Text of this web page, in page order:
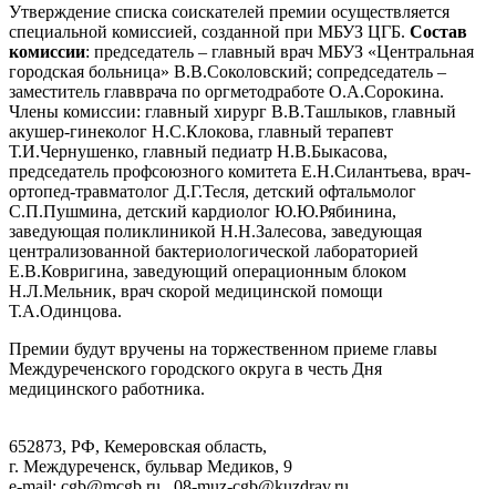
Утверждение списка соискателей премии осуществляется
специальной комиссией, созданной при МБУЗ ЦГБ. Состав
комиссии: председатель – главный врач МБУЗ «Центральная
городская больница» В.В.Соколовский; сопредседатель –
заместитель главврача по оргметодработе О.А.Сорокина.
Члены комиссии: главный хирург В.В.Ташлыков, главный
акушер-гинеколог Н.С.Клокова, главный терапевт
Т.И.Чернушенко, главный педиатр Н.В.Быкасова,
председатель профсоюзного комитета Е.Н.Силантьева, врач-
ортопед-травматолог Д.Г.Тесля, детский офтальмолог
С.П.Пушмина, детский кардиолог Ю.Ю.Рябинина,
заведующая поликлиникой Н.Н.Залесова, заведующая
централизованной бактериологической лабораторией
Е.В.Ковригина, заведующий операционным блоком
Н.Л.Мельник, врач скорой медицинской помощи
Т.А.Одинцова.
Премии будут вручены на торжественном приеме главы
Междуреченского городского округа в честь Дня
медицинского работника.
652873, РФ, Кемеровская область,
г. Междуреченск, бульвар Медиков, 9